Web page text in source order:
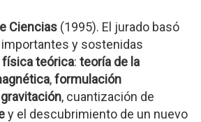
Ciencias (1995). El jurado basó
y sostenidas
física teórica: teoría de la
,formulación
, cuantización de
y el descubrimiento de un nuevo